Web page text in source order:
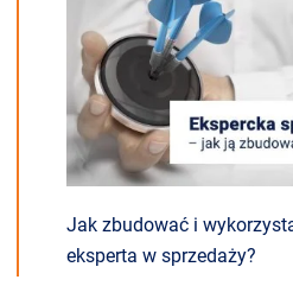
Jak zbudować i
eksperta w sprzedaży?